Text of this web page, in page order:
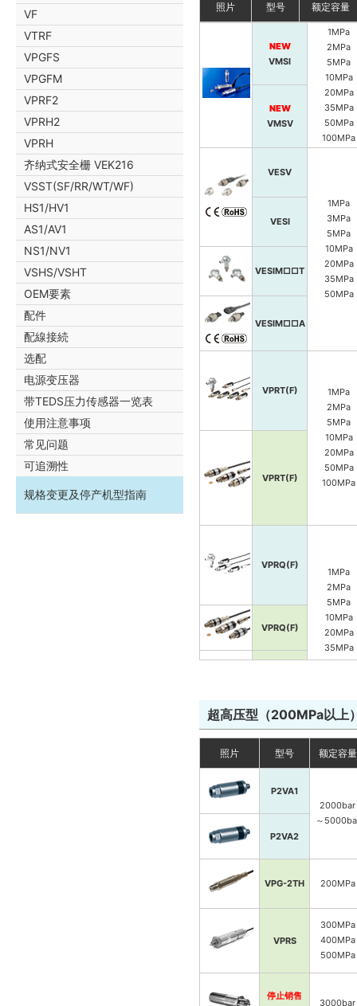
100kPa
200kPa
100kPa
200kPa
VPNPR(G)
VCCP
10kPa abs
照片 型号 额定容量
NEW
VMSI
1MPa
2MPa
5MPa
10MPa
20MPa
35MPa
50MPa
100MPa
NEW
VMSV
VESV
1MPa
3MPa
5MPa
10MPa
20MPa
35MPa
50MPa
VESI
VESIM□□T
VESIM□□A
VPRT(F)
1MPa
2MPa
5MPa
10MPa
20MPa
50MPa
100MPa
VPRT(F)
VPRQ(F)
1MPa
2MPa
5MPa
10MPa
20MPa
35MPa
50MPa
VPRQ(F)
1MPa
100MPa
VPVQ(F)
1MPa
2MPa
超高压型（200MPa以上
照片 型号 额定容量
P2VA1
2000bar
～
P2VA2
VPG-2TH 200MPa
VPRS
300MPa
400MPa
500MPa
停止销售
3000bar
VF
VTRF
VPGFS
VPGFM
VPRF2
VPRH2
VPRH
齐纳式安全栅 VEK216
VSST(SF/RR/WT/WF)
HS1/HV1
AS1/AV1
NS1/NV1
VSHS/VSHT
OEM要素
配件
配線接続
选配
电源变压器
带TEDS压力传感器一览表
使用注意事项
常见问题
可追溯性
规格变更及停产机型指南